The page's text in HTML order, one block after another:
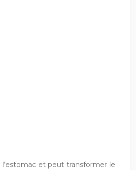
et peut transformer le